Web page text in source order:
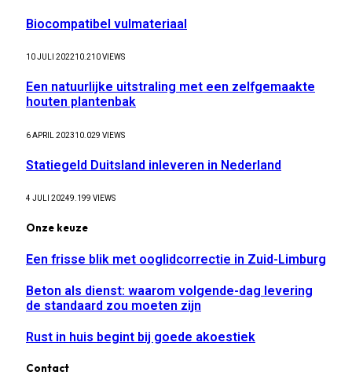
Biocompatibel vulmateriaal
10 JULI 202210.210VIEWS
Een natuurlijke uitstraling met een zelfgemaakte
houten plantenbak
6 APRIL 202310.029 VIEWS
Statiegeld Duitsland inleveren in Nederland
4 JULI 20249.199 VIEWS
Onze keuze
Een frisse blik met ooglidcorrectie in Zuid-Limburg
Beton als dienst: waarom volgende-dag levering
de standaard zou moeten zijn
Rust in huis begint bij goede akoestiek
Contact